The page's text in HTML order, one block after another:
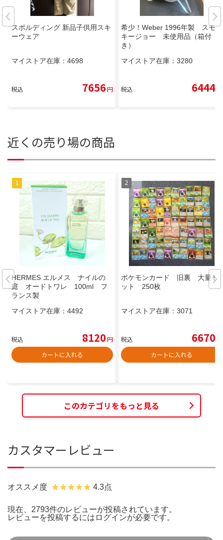
スポルディング 新品子供用スキ
ーウェア
マイストア在庫： 4698
税込 7656円
希少！Weber 1996年製 スモー
キージョー 未使用品（箱付
き）
マイストア在庫： 3280
税込 6444
近くの売り場の商品
HERMES エルメス ナイルの
庭 オードトワレ 100ml フ
ランス製
マイストア在庫： 4492
税込 8120円
カートに入れる
ポケモンカード 旧裏 大量セ
ット 250枚
マイストア在庫： 3071
税込 6670
カートに入れる
このカテゴリをもっと見る
カスタマーレビュー
オススメ度 4.3点
現在、2793件のレビューが投稿されています。
レビューを投稿するには ログインが必要です。